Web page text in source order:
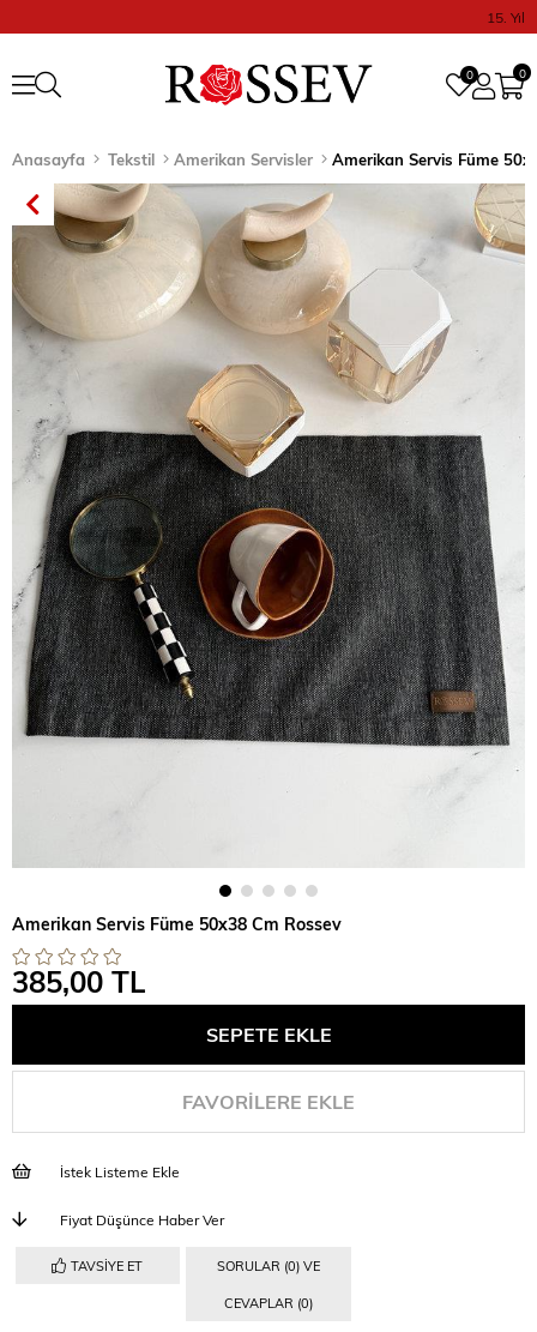
15. Yıl
0
0
Anasayfa Tekstil Amerikan Servisler Amerikan Servis Füme
Amerikan Servis Füme 50x38 Cm Rossev
385,00 TL
FAVORILERE EKLE
İstek Listeme Ekle
Fiyat Düşünce Haber Ver
TAVSIYE ET SORULAR (0) VE
CEVAPLAR (0)